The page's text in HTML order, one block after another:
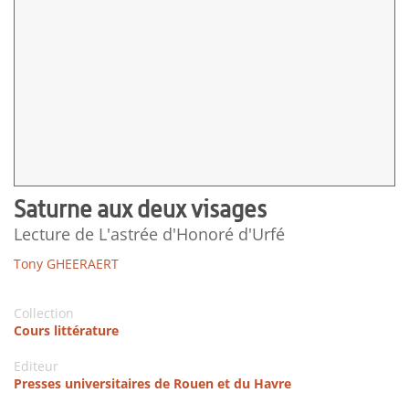
Saturne aux deux visages
Lecture de L'astrée d'Honoré d'Urfé
Tony GHEERAERT
Collection
Cours littérature
Editeur
Presses universitaires de Rouen et du Havre